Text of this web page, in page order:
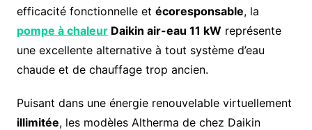
efficacité fonctionnelle et écoresponsable, la
pompe à chaleurDaikin air-eau 11 kWreprésente
une excellente alternative à tout système d’eau
chaude et de chauffage trop ancien.
Puisant dans une énergie renouvelable virtuellement
illimitée, les modèles Altherma de chez Daikin